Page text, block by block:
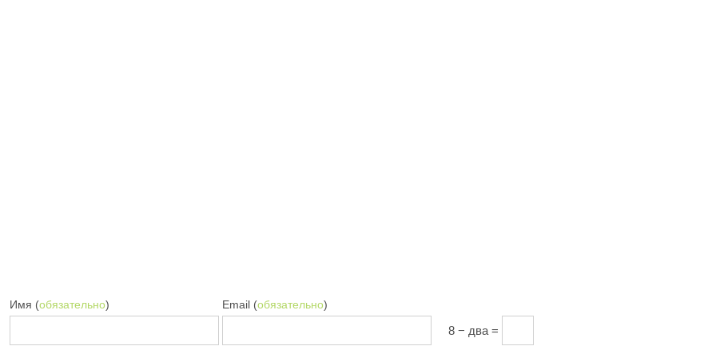
Имя (обязательно) Email (обязательно)
8 − два =